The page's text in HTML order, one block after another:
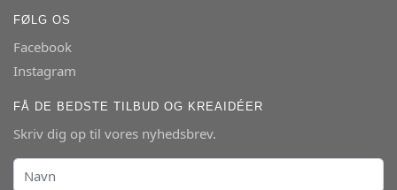
FØLG OS
Facebook
Instagram
FÅ DE BEDSTE TILBUD OG KREAIDÉER
Skriv dig op til vores nyhedsbrev.